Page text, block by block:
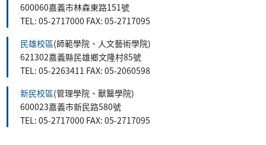
600060嘉義市林森東路151號
TEL: 05-2717000 FAX: 05-2717095
民雄校區(師範學院、人文藝術學院)
621302嘉義縣民雄鄉文隆村85號
TEL: 05-2263411 FAX: 05-2060598
新民校區(管理學院、獸醫學院)
600023嘉義市新民路580號
TEL: 05-2717000 FAX: 05-2717095